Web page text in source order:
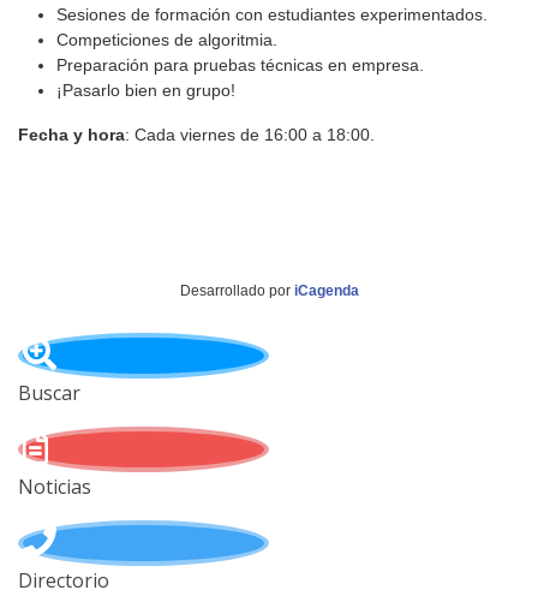
Sesiones de formación con estudiantes experimentados.
Competiciones de algoritmia.
Preparación para pruebas técnicas en empresa.
¡Pasarlo bien en grupo!
Fecha y hora: Cada viernes de 16:00 a 18:00.
Desarrollado por iCagenda
Buscar
Noticias
Directorio